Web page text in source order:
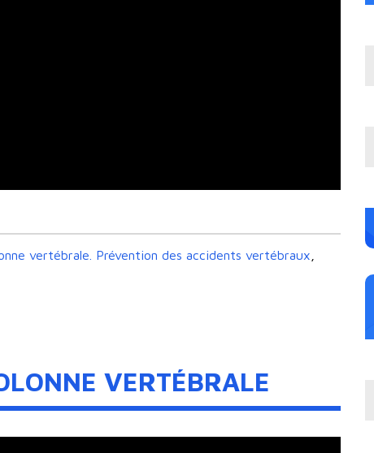
vertébrale. Prévention des accidents vertébraux
VERTÉBRALE